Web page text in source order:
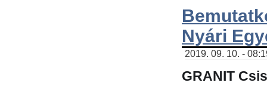
Nyári
2019. 09. 10. -
GRANIT